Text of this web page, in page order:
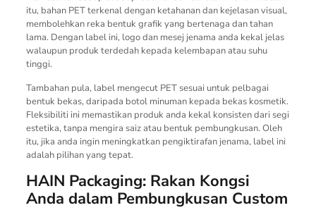
itu, bahan PET terkenal dengan ketahanan dan kejelasan visual,
membolehkan reka bentuk grafik yang bertenaga dan tahan
lama. Dengan label ini, logo dan mesej jenama anda kekal jelas
walaupun produk terdedah kepada kelembapan atau suhu
tinggi.
Tambahan pula, label mengecut PET sesuai untuk pelbagai
bentuk bekas, daripada botol minuman kepada bekas kosmetik.
Fleksibiliti ini memastikan produk anda kekal konsisten dari segi
estetika, tanpa mengira saiz atau bentuk pembungkusan. Oleh
itu, jika anda ingin meningkatkan pengiktirafan jenama, label ini
adalah pilihan yang tepat.
HAIN Packaging: Rakan Kongsi
Anda dalam Pembungkusan Custom